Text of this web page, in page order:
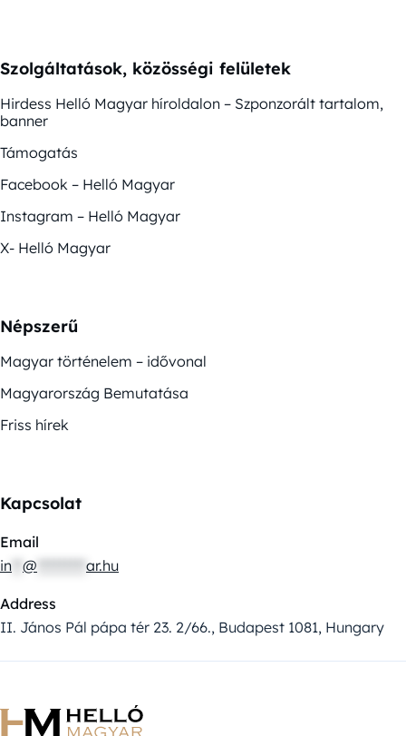
Szolgáltatások, közösségi felületek
Hirdess Helló Magyar híroldalon – Szponzorált tartalom,
banner
Támogatás
Facebook – Helló Magyar
Instagram – Helló Magyar
X- Helló Magyar
Népszerű
Magyar történelem – idővonal
Magyarország Bemutatása
Friss hírek
Kapcsolat
Email
in @ ar.hu
Address
II. János Pál pápa tér 23. 2/66., Budapest 1081, Hungary